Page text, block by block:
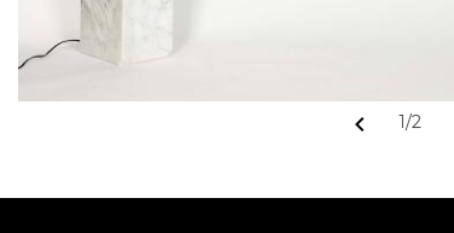
chevron_left 1/2